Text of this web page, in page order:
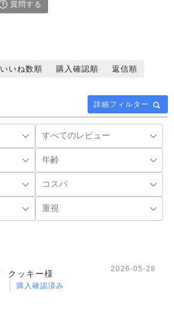
質問する
詳細フィルター
いいね数順 購入確認順
返信順
クッキー様
購入確認済み
2026-05-28